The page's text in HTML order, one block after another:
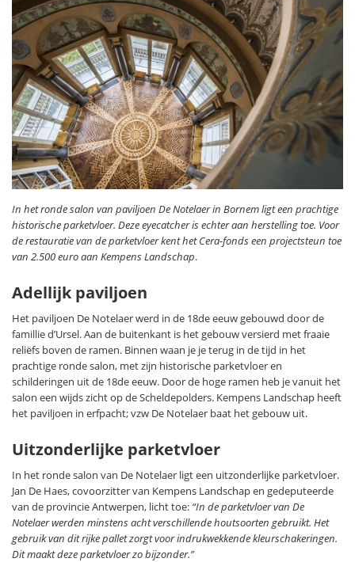
In het ronde salon van paviljoen De Notelaer in Bornem ligt een prachtige
historische parketvloer. Deze eyecatcher is echter aan herstelling toe. Voor
de restauratie van de parketvloer kent het Cera-fonds een projectsteun toe
van 2.500 euro aan Kempens Landschap.
Adellijk paviljoen
Het paviljoen De Notelaer werd in de 18de eeuw gebouwd door de
famillie d’Ursel. Aan de buitenkant is het gebouw versierd met fraaie
reliëfs boven de ramen. Binnen waan je je terug in de tijd in het
prachtige ronde salon, met zijn historische parketvloer en
schilderingen uit de 18de eeuw. Door de hoge ramen heb je vanuit het
salon een wijds zicht op de Scheldepolders. Kempens Landschap heeft
het paviljoen in erfpacht; vzw De Notelaer baat het gebouw uit.
Uitzonderlijke parketvloer
In het ronde salon van De Notelaer ligt een uitzonderlijke parketvloer.
Jan De Haes, covoorzitter van Kempens Landschap en gedeputeerde
van de provincie Antwerpen, licht toe: “In de parketvloer van De
Notelaer werden minstens acht verschillende houtsoorten gebruikt. Het
gebruik van dit rijke pallet zorgt voor indrukwekkende kleurschakeringen.
Dit maakt deze parketvloer zo bijzonder.”